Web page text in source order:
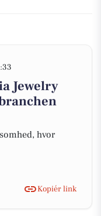
Jewelry
hvor
Kopiér link